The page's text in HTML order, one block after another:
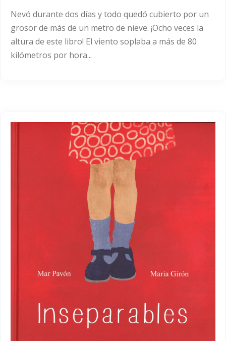
Nevó durante dos días y todo quedó cubierto por un
grosor de más de un metro de nieve. ¡Ocho veces la
altura de este libro! El viento soplaba a más de 80
kilómetros por hora...